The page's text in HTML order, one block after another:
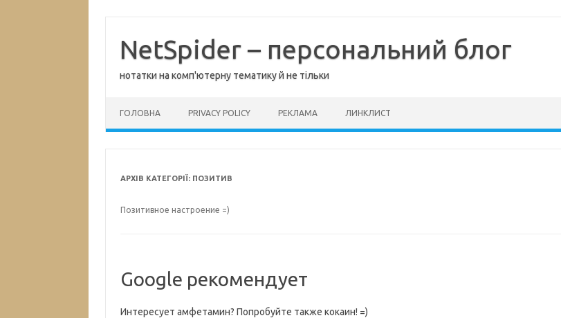
вмістуNetSpider – персональний блог
нотатки на комп'ютерну тематику й не тільки
ГОЛОВНА PRIVACY POLICY РЕКЛАМА ЛИНКЛИСТ
АРХІВ КАТЕГОРІЇ: ПОЗИТИВ
Позитивное настроение =)
Google рекомендует
Интересует амфетамин? Попробуйте также кокаин! =)